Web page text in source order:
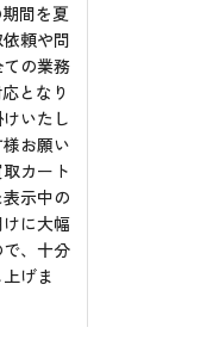
間を夏
頼や問
の業務
となり
いたし
お願い
カート
示中の
に大幅
、十分
げま